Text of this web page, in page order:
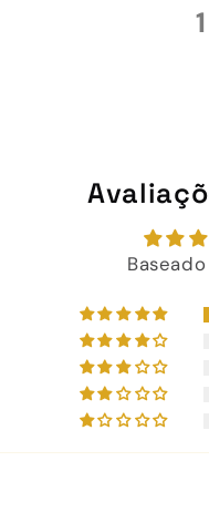
1